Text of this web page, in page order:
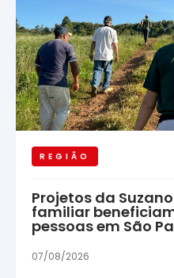
REGIÃO
Projetos da
familiar
pessoas em São
07/08/2026